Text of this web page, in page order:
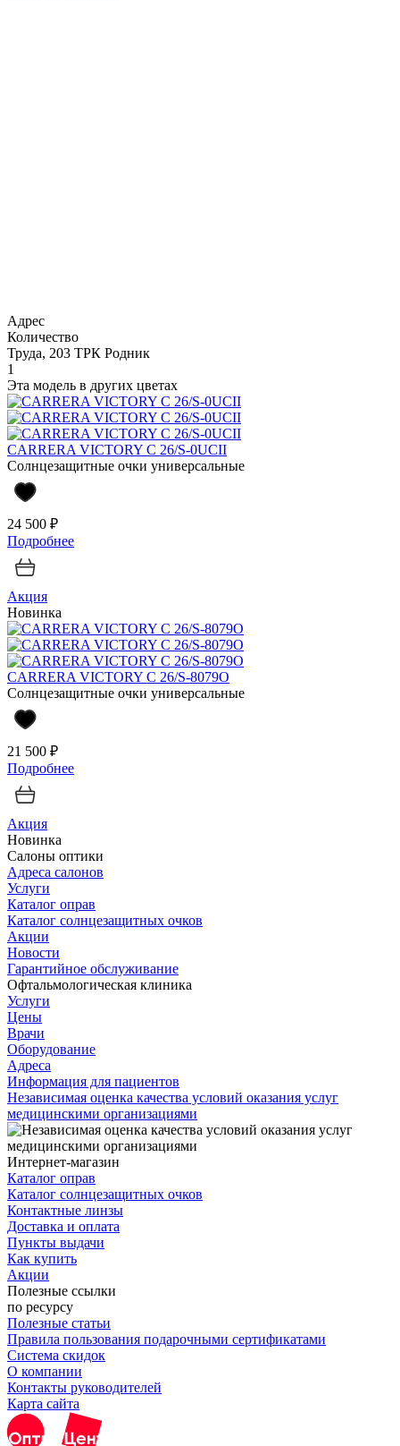
Адрес
Количество
Труда, 203 ТРК Родник
1
Эта модель в других цветах
CARRERA VICTORY C 26/S-0UCII
Солнцезащитные очки универсальные
24 500 ₽
Подробнее
Акция
Новинка
CARRERA VICTORY C 26/S-8079O
Солнцезащитные очки универсальные
21 500 ₽
Подробнее
Акция
Новинка
Салоны оптики
Адреса салонов
Услуги
Каталог оправ
Каталог солнцезащитных очков
Акции
Новости
Гарантийное обслуживание
Офтальмологическая клиника
Услуги
Цены
Врачи
Оборудование
Адреса
Информация для пациентов
Независимая оценка качества условий оказания услуг
медицинскими организациями
Интернет-магазин
Каталог оправ
Каталог солнцезащитных очков
Контактные линзы
Доставка и оплата
Пункты выдачи
Как купить
Акции
Полезные ссылки
по ресурсу
Полезные статьи
Правила пользования подарочными сертификатами
Система скидок
О компании
Контакты руководителей
Карта сайта